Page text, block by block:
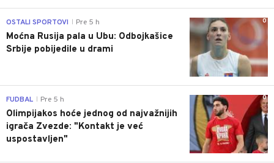
0
OSTALI SPORTOVI Pre 5 h
Moćna Rusija pala u Ubu: Odbojkašice
Srbije pobijedile u drami
0
FUDBAL Pre 5 h
Olimpijakos hoće jednog od najvažnijih
igrača Zvezde: "Kontakt je već
uspostavljen"